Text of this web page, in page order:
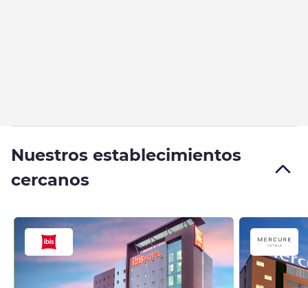
Nuestros establecimientos
cercanos